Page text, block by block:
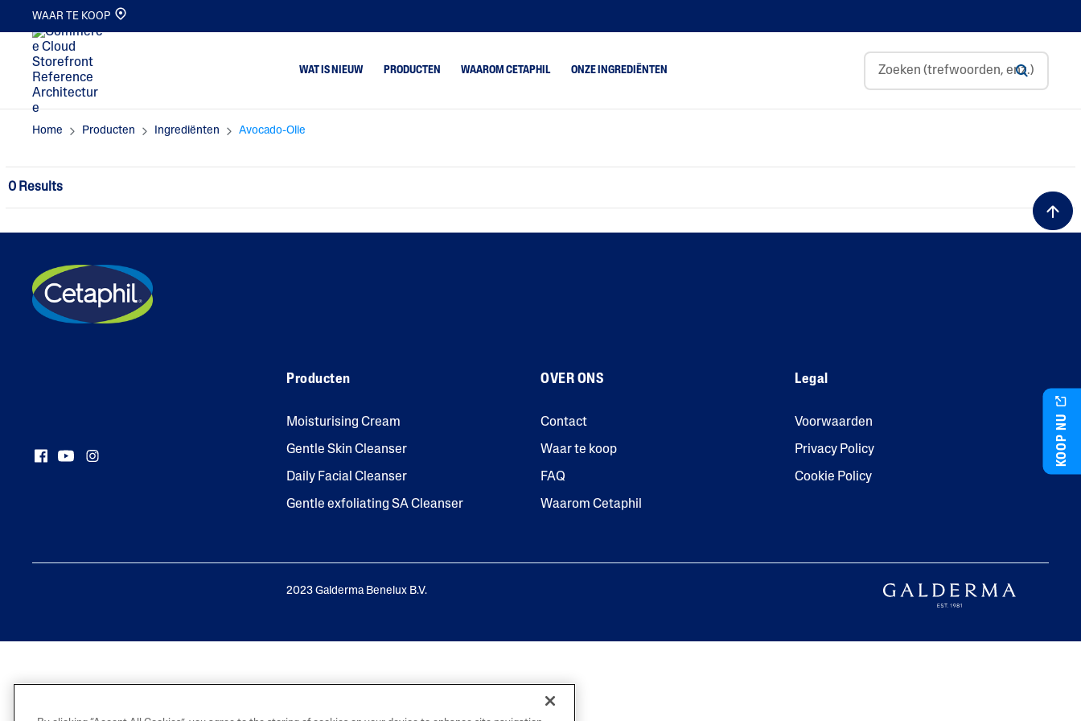
WAAR TE KOOP
WAT IS NIEUW PRODUCTEN
Cleansers
Moisturizers
Normale Huid
Vette Huid
Optimal Hydration Niacinamide
Panthenol
Triple Acid Blend
WAAROM CETAPHIL ONZE INGREDIËNTEN
Home Producten Ingrediënten Avocado-Olie
0 Results
KOOP NU
Producten
Moisturising Cream
Gentle Skin Cleanser
Daily Facial Cleanser
Gentle exfoliating SA Cleanser
OVER ONS
Contact
Waar te koop
FAQ
Waarom Cetaphil
Legal
Voorwaarden
Privacy Policy
Cookie Policy
2023 Galderma Benelux B.V.